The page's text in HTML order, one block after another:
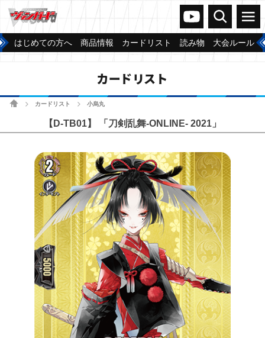
ヴァンガードch
検索 メニュー
はじめての方へ 商品情報 カードリスト 読み物 大会ルール
カードリスト
ホームカードリスト 小烏丸
【D-TB01】 「刀剣乱舞-ONLINE- 2021」